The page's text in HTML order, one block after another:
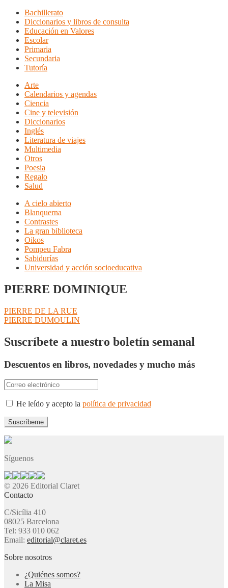
Bachillerato
Diccionarios y libros de consulta
Educación en Valores
Escolar
Primaria
Secundaria
Tutoría
Arte
Calendarios y agendas
Ciencia
Cine y televisión
Diccionarios
Inglés
Literatura de viajes
Multimedia
Otros
Poesia
Regalo
Salud
A cielo abierto
Blanquerna
Contrastes
La gran biblioteca
Oikos
Pompeu Fabra
Sabidurías
Universidad y acción socioeducativa
PIERRE DOMINIQUE
Navegación
de
entradas
Anterior:
PIERRE DE LA RUE
Siguiente:
PIERRE DUMOULIN
Suscríbete a nuestro boletín semanal
Descuentos en libros, novedades y mucho más
He leído y acepto la política de privacidad
Síguenos
© 2026 Editorial Claret
Contacto
C/Sicília 410
08025 Barcelona
Tel: 933 010 062
Email: editorial@claret.es
Sobre nosotros
¿Quiénes somos?
La Misa